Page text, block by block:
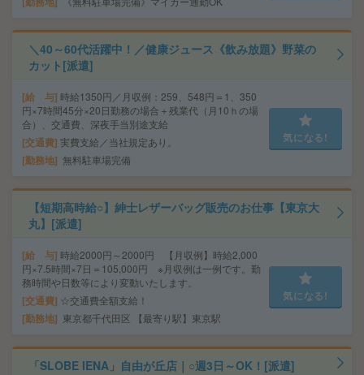
＼40～60代活躍中！／健康ジュース《飲み放題》野菜の
カット[派遣]
給 与 時給1350円／月収例：259、548円＝1、350
円×7時間45分×20日勤務の場合＋残業代（月10ｈの場
合）、交通費、深夜手当別途支給
交通費 実費支給／当社規定あり。
勤務地 無料駐車場完備
気になる!
【短期高時給○】紳士レザーバッグ販売のお仕事【東京大
丸】[派遣]
給 与 時給2000円～2000円 【月収例】時給2,000
円×7.5時間×7日＝105,000円 ※月収例は一例です。勤
務時間や日数等により変動いたします。
交通費 ☆交通費全額支給！
勤務地 東京都千代田区 【最寄り駅】東京駅
気になる!
「SLOBE IENA」自由が丘店｜○週3日～OK！[派遣]